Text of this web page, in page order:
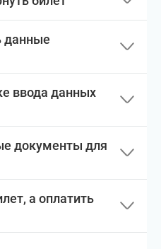
данные
ввода данных
документы для
а оплатить